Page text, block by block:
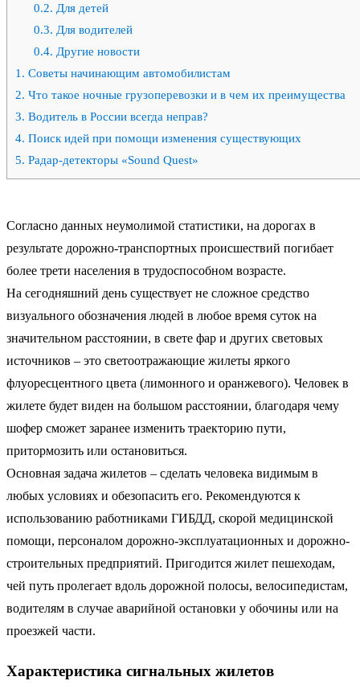
0.2. Для детей
0.3. Для водителей
0.4. Другие новости
1. Советы начинающим автомобилистам
2. Что такое ночные грузоперевозки и в чем их преимущества
3. Водитель в России всегда неправ?
4. Поиск идей при помощи изменения существующих
5. Радар-детекторы «Sound Quest»
Согласно данных неумолимой статистики, на дорогах в
результате дорожно-транспортных происшествий погибает
более трети населения в трудоспособном возрасте.
На сегодняшний день существует не сложное средство
визуального обозначения людей в любое время суток на
значительном расстоянии, в свете фар и других световых
источников – это светоотражающие жилеты яркого
флуоресцентного цвета (лимонного и оранжевого). Человек в
жилете будет виден на большом расстоянии, благодаря чему
шофер сможет заранее изменить траекторию пути,
притормозить или остановиться.
Основная задача жилетов – сделать человека видимым в
любых условиях и обезопасить его. Рекомендуются к
использованию работниками ГИБДД, скорой медицинской
помощи, персоналом дорожно-эксплуатационных и дорожно-
строительных предприятий. Пригодится жилет пешеходам,
чей путь пролегает вдоль дорожной полосы, велосипедистам,
водителям в случае аварийной остановки у обочины или на
проезжей части.
Характеристика сигнальных жилетов